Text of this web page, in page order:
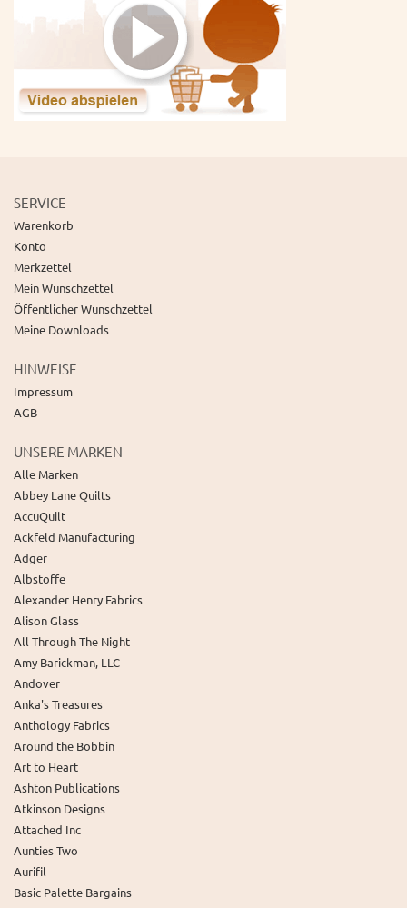
SERVICE
Warenkorb
Konto
Merkzettel
Mein Wunschzettel
Öffentlicher Wunschzettel
Meine Downloads
HINWEISE
Impressum
AGB
UNSERE MARKEN
Alle Marken
Abbey Lane Quilts
AccuQuilt
Ackfeld Manufacturing
Adger
Albstoffe
Alexander Henry Fabrics
Alison Glass
All Through The Night
Amy Barickman, LLC
Andover
Anka's Treasures
Anthology Fabrics
Around the Bobbin
Art to Heart
Ashton Publications
Atkinson Designs
Attached Inc
Aunties Two
Aurifil
Basic Palette Bargains